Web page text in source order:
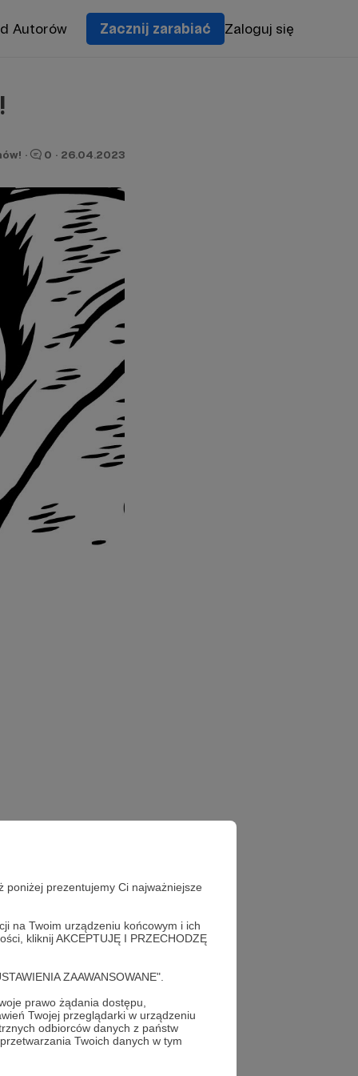
poniżej prezentujemy Ci najważniejsze
na Twoim urządzeniu końcowym i ich
kliknij AKCEPTUJĘ I PRZECHODZĘ
ZAAWANSOWANE".
prawo żądania dostępu,
Twojej przeglądarki w urządzeniu
odbiorców danych z państw
Twoich danych w tym
Autorów Zacznij zarabiać Zaloguj się
· 0 · 26.04.2023
jest prawdziwy
profil autora